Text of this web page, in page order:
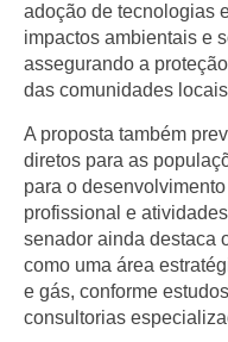
adoção de tecnologias
impactos ambientais e
assegurando a
das comunidades
A proposta também
diretos para as
para o
profissional e
senador ainda destaca
como uma área
e gás, conforme
consultorias